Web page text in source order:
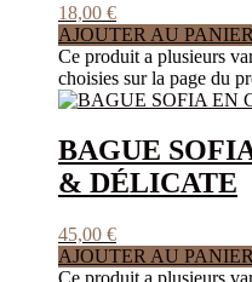
18,00 €
AJOUTER AU PANIER
Ce produit a plusieurs
choisies sur la page du
BAGUE
& DÉLICATE
45,00 €
AJOUTER AU PANIER